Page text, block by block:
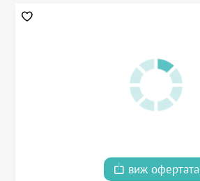
виж офертата